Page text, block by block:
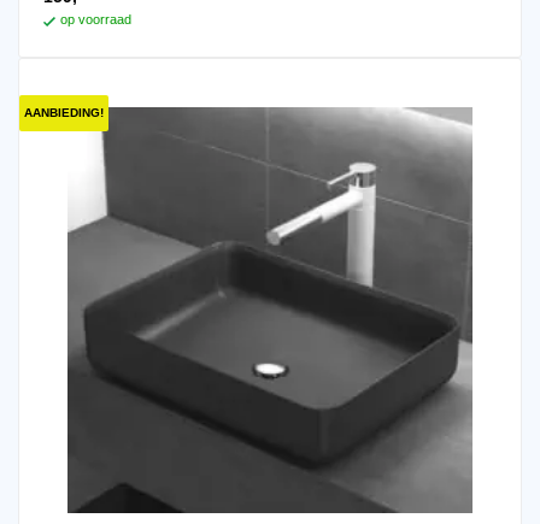
op voorraad
AANBIEDING!